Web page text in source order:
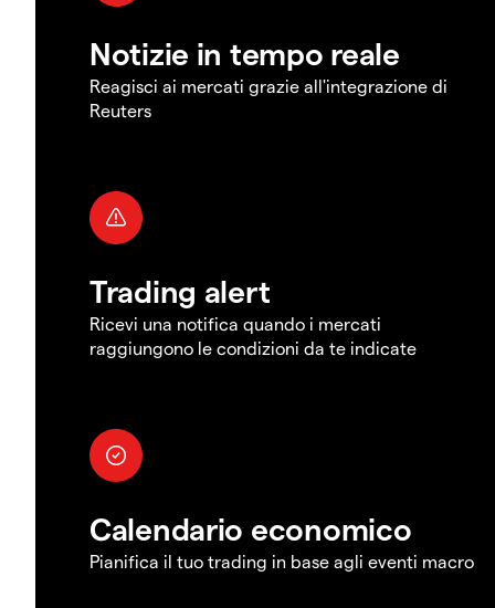
Notizie in tempo reale
Reagisci ai mercati grazie all'integrazione di
Reuters
Trading alert
Ricevi una notifica quando i mercati
raggiungono le condizioni da te indicate
Calendario economico
Pianifica il tuo trading in base agli eventi macro